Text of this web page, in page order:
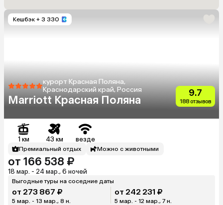
Кешбэк + 3 330
курорт Красная Поляна,
Краснодарский край, Россия
Marriott Красная Поляна
9.7
188 отзывов
1 км 43 км везде
Премиальный отдых Можно с животными
от 166 538 ₽
18 мар. - 24 мар., 6 ночей
Выгодные туры на соседние даты
от 273 867 ₽
5 мар. - 13 мар., 8 н.
от 242 231 ₽
5 мар. - 12 мар., 7 н.